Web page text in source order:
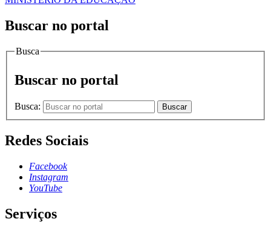
Buscar no portal
Busca
Buscar no portal
Busca: Buscar
Redes Sociais
Facebook
Instagram
YouTube
Serviços